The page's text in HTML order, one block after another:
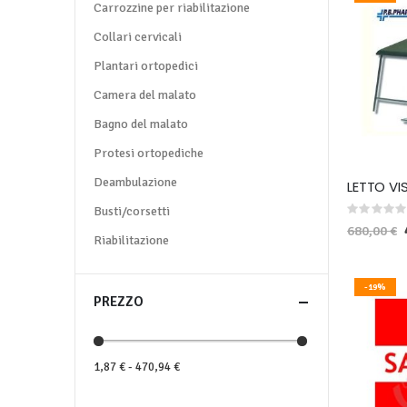
LETTO
Rating:
0%
680,00 €
-19%
Carrozzine per riabilitazione
Collari cervicali
Plantari ortopedici
Camera del malato
Bagno del malato
Protesi ortopediche
Deambulazione
Busti/corsetti
Riabilitazione
PREZZO
1,87 € - 470,94 €